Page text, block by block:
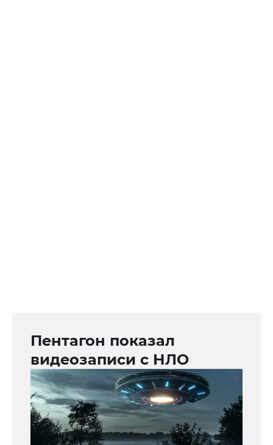
Пентагон показал
видеозаписи с НЛО